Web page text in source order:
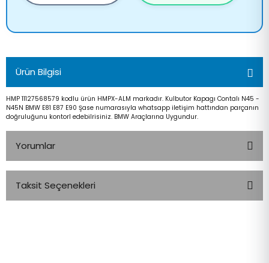
Ürün Bilgisi
HMP 11127568579 kodlu ürün HMPX-ALM markadır. Kulbutor Kapagı Contalı N45 -
N45N BMW E81 E87 E90 Şase numarasıyla whatsapp iletişim hattından parçanın
doğruluğunu kontorl edebilrisiniz. BMW Araçlarına Uygundur.
Yorumlar
Taksit Seçenekleri